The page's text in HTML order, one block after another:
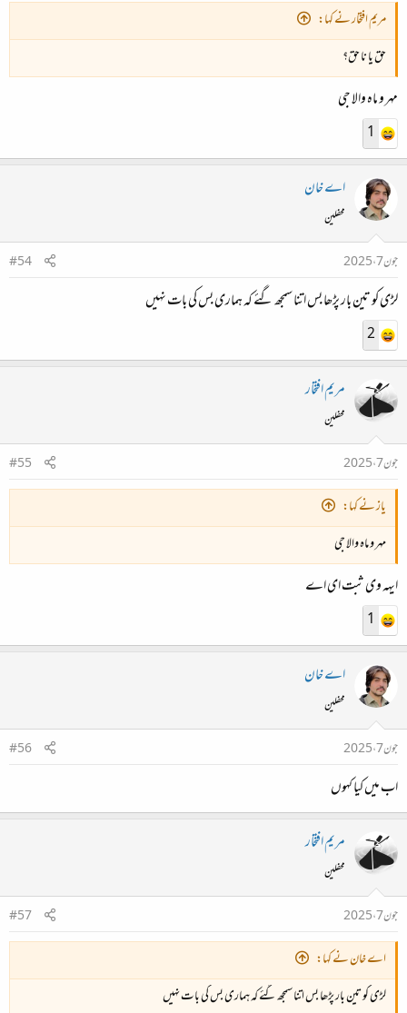
مریم افتخار نے کہا:
حق یا نا حق؟
مہر و ماہ والا جی
1
اے خان
محفلین
جون 7، 2025
#54
لڑی کو تین بار پڑھا بس اتنا سمجھ گئے کہ ہماری بس کی بات نہیں
2
مریم افتخار
محفلین
جون 7، 2025
#55
یاز نے کہا:
مہر و ماہ والا جی
ایہہ وی ثبت ای اے
1
اے خان
محفلین
جون 7، 2025
#56
اب میں کیا کہوں
مریم افتخار
محفلین
جون 7، 2025
#57
اے خان نے کہا:
لڑی کو تین بار پڑھا بس اتنا سمجھ گئے کہ ہماری بس کی بات نہیں